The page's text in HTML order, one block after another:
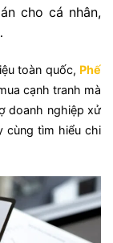
cho cá nhân,
toàn quốc, Phế
cạnh tranh mà
doanh nghiệp xử
cùng tìm hiểu chi